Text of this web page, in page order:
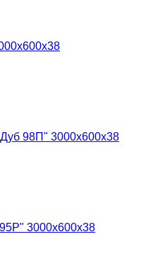
98П" 3000х600х38
3000х600х38